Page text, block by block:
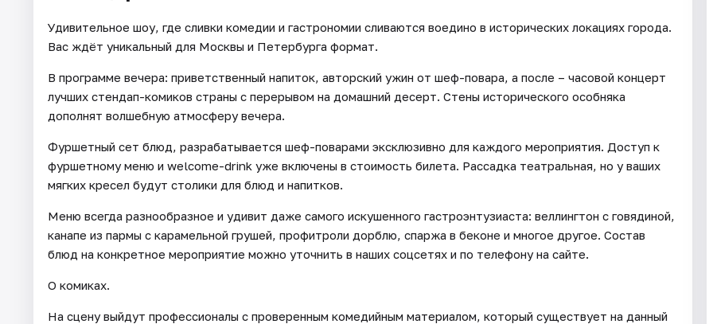
Удивительное шоу, где сливки комедии и гастрономии сливаются воедино в исторических локациях города.
Вас ждёт уникальный для Москвы и Петербурга формат.
В программе вечера: приветственный напиток, авторский ужин от шеф-повара, а после – часовой концерт
лучших стендап-комиков страны с перерывом на домашний десерт. Стены исторического особняка
дополнят волшебную атмосферу вечера.
Фуршетный сет блюд, разрабатывается шеф-поварами эксклюзивно для каждого мероприятия. Доступ к
фуршетному меню и welcome-drink уже включены в стоимость билета. Рассадка театральная, но у ваших
мягких кресел будут столики для блюд и напитков.
Меню всегда разнообразное и удивит даже самого искушенного гастроэнтузиаста: веллингтон с говядиной,
канапе из пармы с карамельной грушей, профитроли дорблю, спаржа в беконе и многое другое. Состав
блюд на конкретное мероприятие можно уточнить в наших соцсетях и по телефону на сайте.
О комиках.
На сцену выйдут профессионалы с проверенным комедийным материалом, который существует на данный